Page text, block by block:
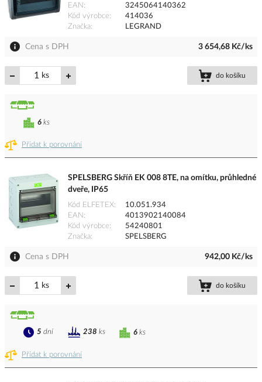
EAN
3245064140362
Kód výrobce
414036
Značka
LEGRAND
Cena s DPH 3 654,68 Kč/ks
ks do košíku
Přidat k porovnání
6 ks
SPELSBERG Skříň EK 008 8TE, na omítku, průhledné
dveře, IP65
Kód ELFETEX
10.051.934
EAN
4013902140084
Kód výrobce
54240801
Značka
SPELSBERG
Cena s DPH 942,00 Kč/ks
ks do košíku
Přidat k porovnání
6 ks
5 dní 238 ks